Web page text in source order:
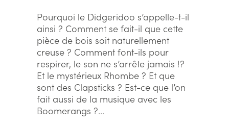
Pourquoi le Didgeridoo s’appelle-t-il
ainsi ? Comment se fait-il que cette
pièce de bois soit naturellement
creuse ? Comment font-ils pour
respirer, le son ne s’arrête jamais !?
Et le mystérieux Rhombe ? Et que
sont des Clapsticks ? Est-ce que l’on
fait aussi de la musique avec les
Boomerangs ?...